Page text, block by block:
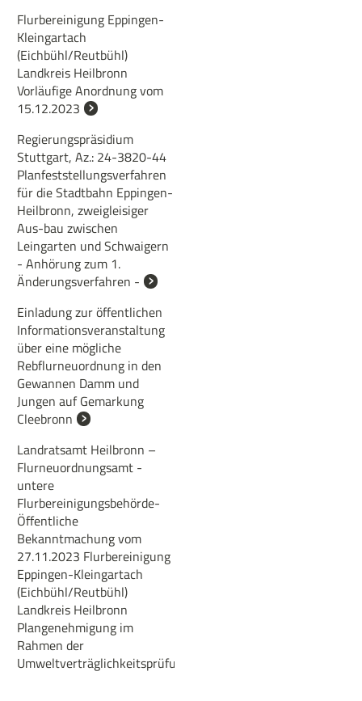
Flurbereinigung Eppingen-
Kleingartach
(Eichbühl/Reutbühl)
Landkreis Heilbronn
Vorläufige Anordnung vom
15.12.2023
Regierungspräsidium
Stuttgart, Az.: 24-3820-44
Planfeststellungsverfahren
für die Stadtbahn Eppingen-
Heilbronn, zweigleisiger
Aus-bau zwischen
Leingarten und Schwaigern
- Anhörung zum 1.
Änderungsverfahren -
Einladung zur öffentlichen
Informationsveranstaltung
über eine mögliche
Rebflurneuordnung in den
Gewannen Damm und
Jungen auf Gemarkung
Cleebronn
Landratsamt Heilbronn –
Flurneuordnungsamt -
untere
Flurbereinigungsbehörde-
Öffentliche
Bekanntmachung vom
27.11.2023 Flurbereinigung
Eppingen-Kleingartach
(Eichbühl/Reutbühl)
Landkreis Heilbronn
Plangenehmigung im
Rahmen der
Umweltverträglichkeitsprüfung